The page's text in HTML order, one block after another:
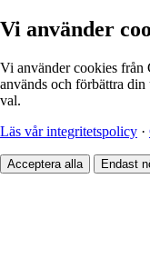
Vi använder
Vi använder cookies från
används och förbättra
val.
Läs vår integritetspolicy ·
Acceptera alla Endast